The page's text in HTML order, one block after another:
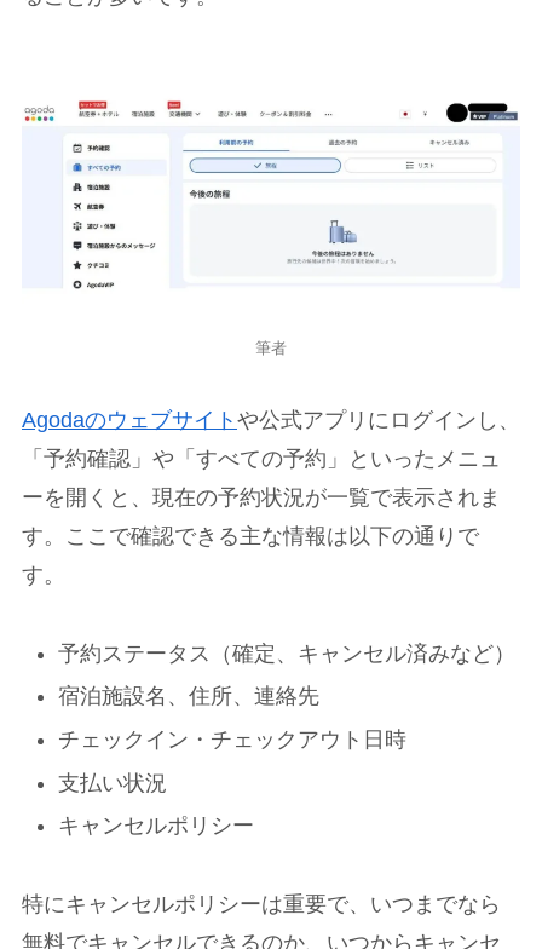
筆者
Agodaのウェブサイト や公式アプリにログインし、
「予約確認」や「すべての予約」といったメニュ
ーを開くと、現在の予約状況が一覧で表示されま
す。ここで確認できる主な情報は以下の通りで
す。
予約ステータス（確定、キャンセル済みなど）
宿泊施設名、住所、連絡先
チェックイン・チェックアウト日時
支払い状況
キャンセルポリシー
特にキャンセルポリシーは重要で、いつまでなら
無料でキャンセルできるのか、いつからキャンセ